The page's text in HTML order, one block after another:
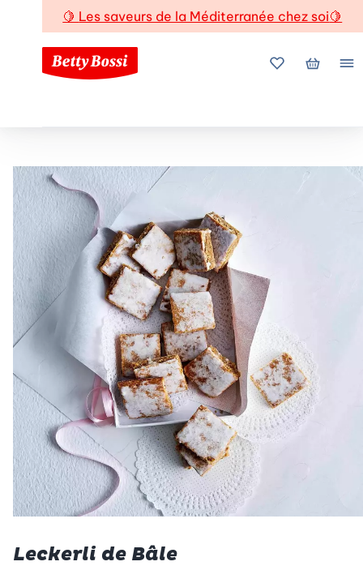
🍋 Les saveurs de la Méditerranée chez soi🍋
Mes favoris
Mon
Leckerli de Bâle